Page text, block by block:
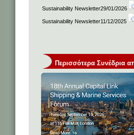
Sustainability Newsletter29/01/2026
Sustainability Newsletter11/12/2025
Περισσότερα Συνέδρια